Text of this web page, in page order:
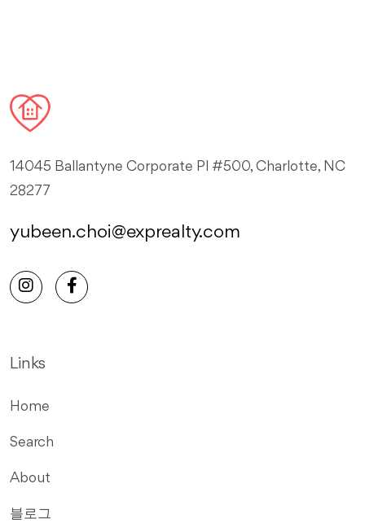
14045 Ballantyne Corporate Pl #500, Charlotte, NC
28277
yubeen.choi@exprealty.com
Links
Home
Search
About
블로그